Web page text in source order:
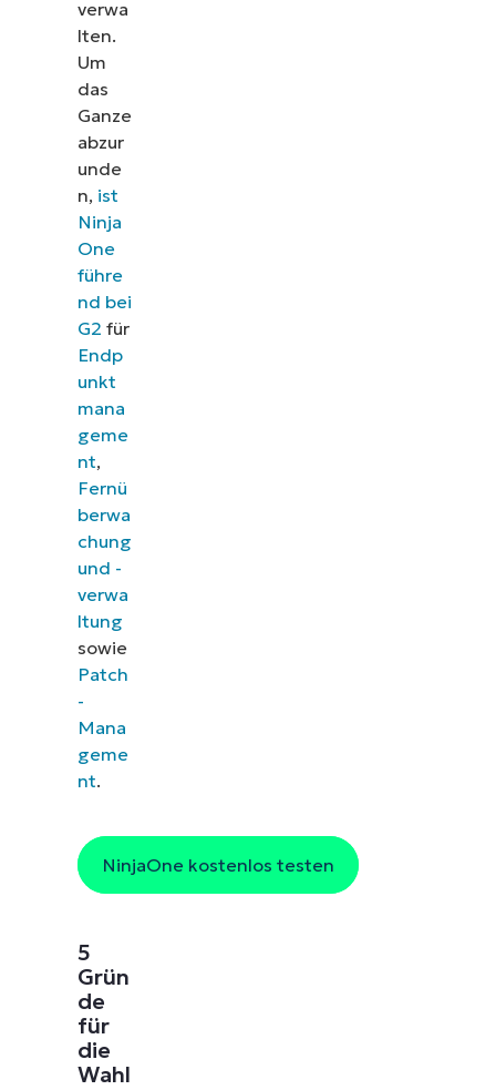
verwa
lten.
Um
das
Ganze
abzur
unde
n, ist
Ninja
One
führe
nd bei
G2 für
Endp
unkt
mana
geme
nt,
Fernü
berwa
chung
und -
verwa
ltung
sowie
Patch
-
Mana
geme
nt.
NinjaOne kostenlos testen
5
Grün
de
für
die
Wahl